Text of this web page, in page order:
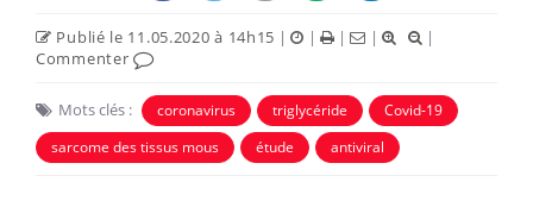
Publié le 11.05.2020 à 14h15 | | | |
|
Commenter
Mots clés : coronavirus triglycéride
Covid-19
sarcome des tissus mous
étude antiviral